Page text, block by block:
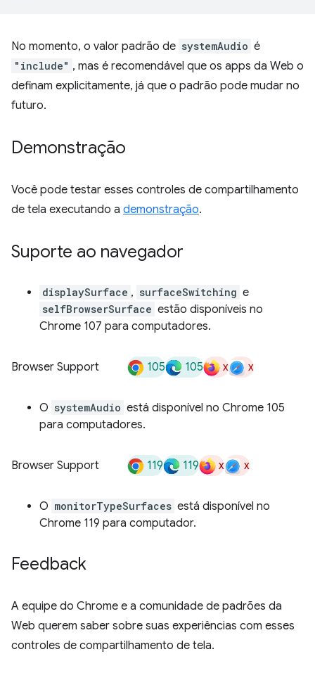
No momento, o valor padrão de systemAudio é
"include" , mas é recomendável que os apps da Web o
definam explicitamente, já que o padrão pode mudar no
futuro.
Demonstração
Você pode testar esses controles de compartilhamento
de tela executando a demonstração.
Suporte ao navegador
displaySurface , surfaceSwitching e
selfBrowserSurface estão disponíveis no
Chrome 107 para computadores.
Browser Support 105 105 x x
O systemAudio está disponível no Chrome 105
para computadores.
Browser Support 119 119 x x
O monitorTypeSurfaces está disponível no
Chrome 119 para computador.
Feedback
A equipe do Chrome e a comunidade de padrões da
Web querem saber sobre suas experiências com esses
controles de compartilhamento de tela.